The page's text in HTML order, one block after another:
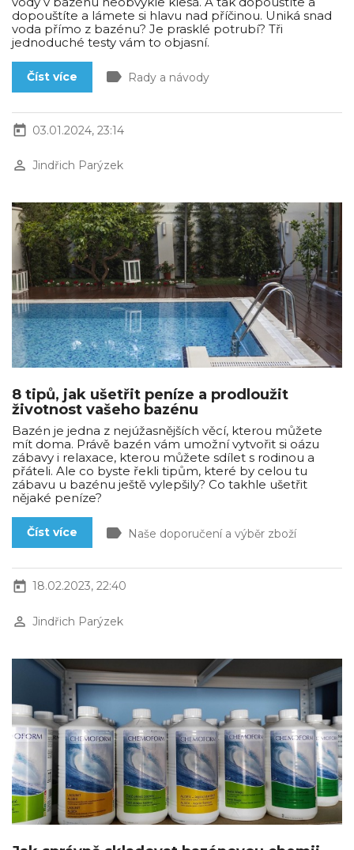
dopouštíte a lámete si hlavu nad příčinou. Uniká snad
voda přímo z bazénu? Je prasklé potrubí? Tři
jednoduché testy vám to objasní.
Číst více label Rady a návody
today 03.01.2024, 23:14
perm_identity Jindřich Parýzek
8 tipů, jak ušetřit peníze a prodloužit
životnost vašeho bazénu
Bazén je jedna z nejúžasnějších věcí, kterou můžete
mít doma. Právě bazén vám umožní vytvořit si oázu
zábavy i relaxace, kterou můžete sdílet s rodinou a
přáteli. Ale co byste řekli tipům, které by celou tu
zábavu u bazénu ještě vylepšily? Co takhle ušetřit
nějaké peníze?
Číst více label Naše doporučení a výběr zboží
today 18.02.2023, 22:40
perm_identity Jindřich Parýzek